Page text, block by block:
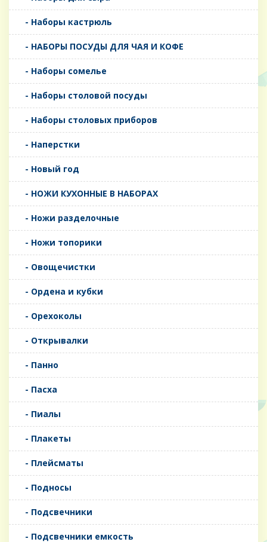
- Наборы кастрюль
- НАБОРЫ ПОСУДЫ ДЛЯ ЧАЯ И КОФЕ
- Наборы сомелье
- Наборы столовой посуды
- Наборы столовых приборов
- Наперстки
- Новый год
- НОЖИ КУХОННЫЕ В НАБОРАХ
- Ножи разделочные
- Ножи топорики
- Овощечистки
- Ордена и кубки
- Орехоколы
- Открывалки
- Панно
- Пасха
- Пиалы
- Плакеты
- Плейсматы
- Подносы
- Подсвечники
- Подсвечники емкость